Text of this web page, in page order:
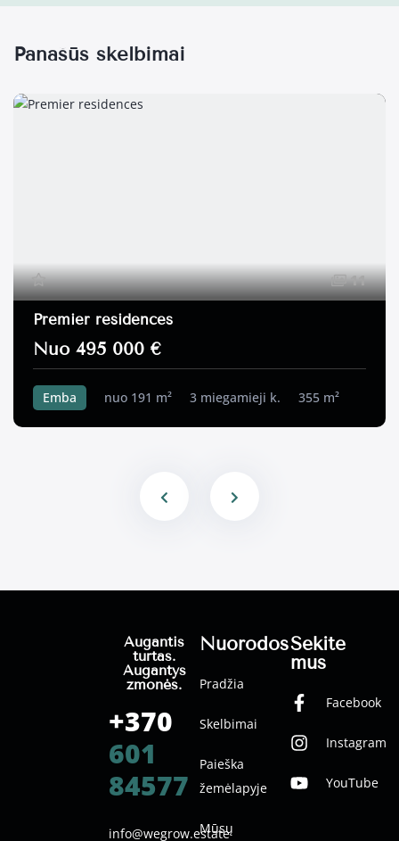
Panašūs skelbimai
11
Premier residences
Nuo 495 000 €
Emba nuo 191 m² 3 miegamieji k. 355 m²
Nuorodos
Pradžia
Skelbimai
Paieška
žemėlapyje
Mūsų
Sekite
mus
Facebook
Instagram
YouTube
Augantis
turtas.
Augantys
žmonės.
+370
601
84577
info@wegrow.estate